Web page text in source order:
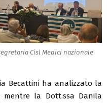
Cisl Medici nazionale
Becattini ha analizzato la
mentre la Dott.ssa Danila